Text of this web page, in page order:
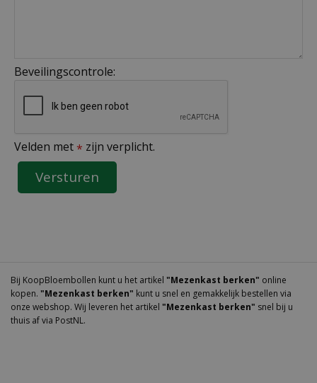
Beveilingscontrole:
Velden met * zijn verplicht.
Bij KoopBloembollen kunt u het artikel "Mezenkast berken" online
kopen. "Mezenkast berken" kunt u snel en gemakkelijk bestellen via
onze webshop. Wij leveren het artikel "Mezenkast berken" snel bij u
thuis af via PostNL.